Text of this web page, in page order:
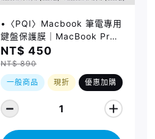
•〈PQI〉Macbook 筆電專用
鍵盤保護膜｜MacBook Pro
14/16吋 (2021-2026)、
MacBook Air 13/15吋
(2026) 適用
NT$ 450
NT$ 890
一般商品 現折 優惠加購
1